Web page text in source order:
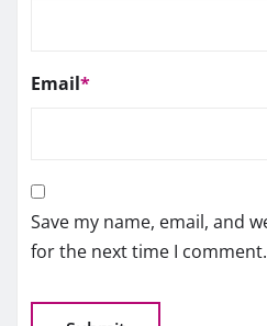
Email*
Save my name, email, and
for the next time I comment.